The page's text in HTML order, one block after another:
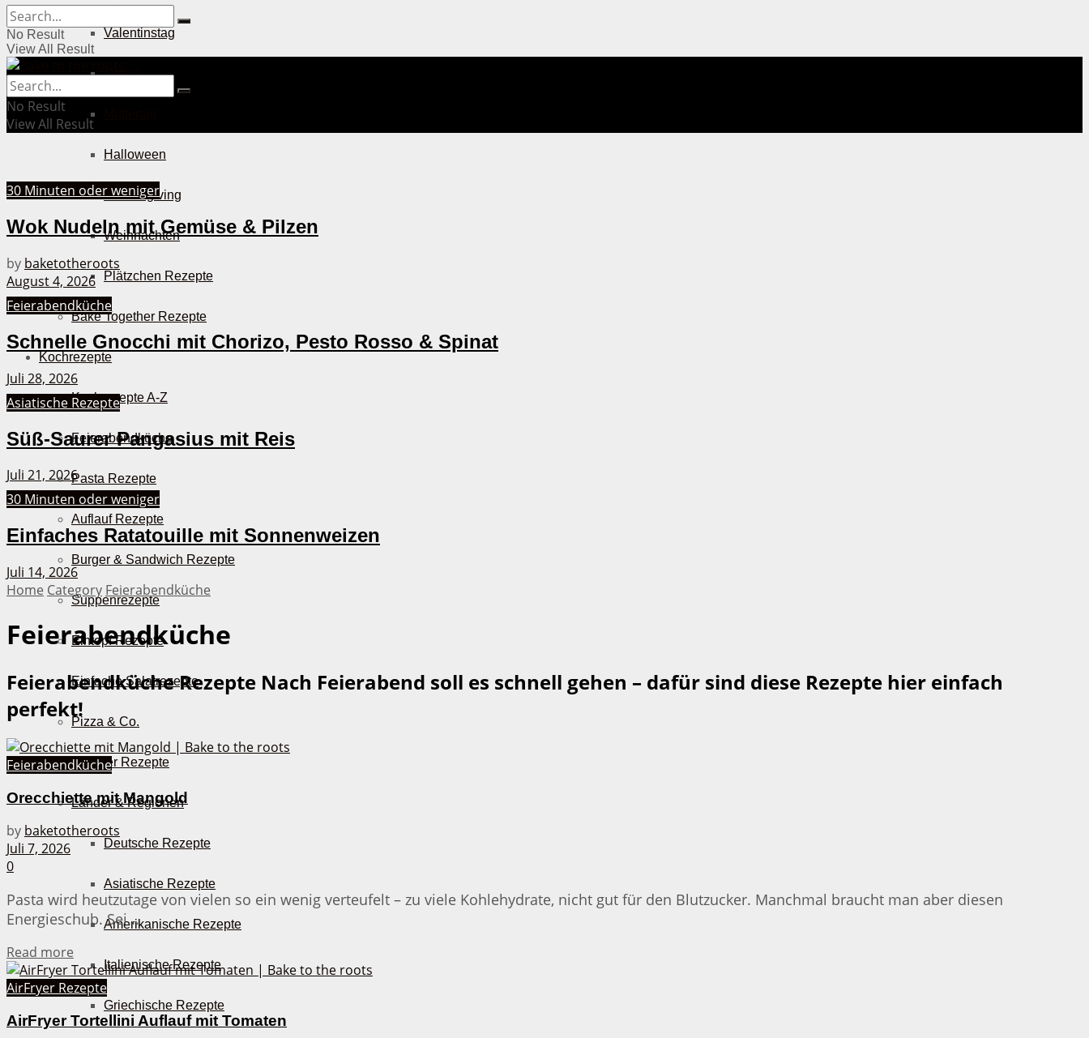
Valentinstag
Ostern
Halloween
Thanksgiving
Weihnachten
Plätzchen Rezepte
Bake Together Rezepte
Kochrezepte
Kochrezepte A-Z
Feierabendküche
Pasta Rezepte
Auflauf Rezepte
Burger & Sandwich Rezepte
Suppenrezepte
Eintopf Rezepte
Einfache Salatrezepte
Pizza & Co.
AirFryer Rezepte
Länder & Regionen
Deutsche Rezepte
Asiatische Rezepte
Amerikanische Rezepte
Italienische Rezepte
Griechische Rezepte
No Result
View All Result
No Result
View All Result
30 Minuten oder weniger
Wok Nudeln mit Gemüse & Pilzen
by baketotheroots
August 4, 2026
Feierabendküche
Schnelle Gnocchi mit Chorizo, Pesto Rosso & Spinat
Juli 28, 2026
Asiatische Rezepte
Süß-Saurer Pangasius mit Reis
Juli 21, 2026
30 Minuten oder weniger
Einfaches Ratatouille mit Sonnenweizen
Juli 14, 2026
Home Category Feierabendküche
Feierabendküche
Feierabendküche Rezepte Nach Feierabend soll es schnell gehen – dafür sind diese Rezepte hier einfach
perfekt!
Feierabendküche
Orecchiette mit Mangold
by baketotheroots
Juli 7, 2026
0
Pasta wird heutzutage von vielen so ein wenig verteufelt – zu viele Kohlehydrate, nicht gut für den Blutzucker. Manchmal braucht man aber diesen
Energieschub. Sei...
Read more
AirFryer Rezepte
AirFryer Tortellini Auflauf mit Tomaten